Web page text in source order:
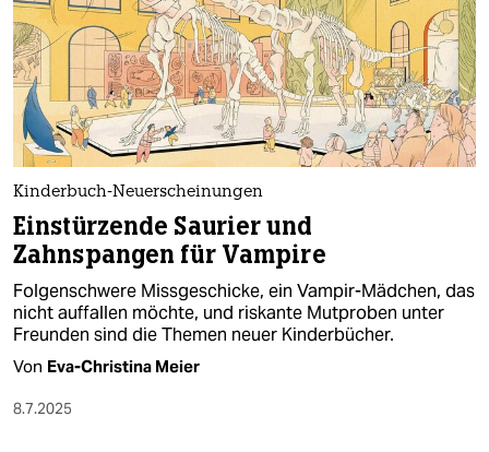
Kinderbuch-Neuerscheinungen
Einstürzende Saurier und
Zahnspangen für Vampire
Folgenschwere Missgeschicke, ein Vampir-Mädchen, das
nicht auffallen möchte, und riskante Mutproben unter
Freunden sind die Themen neuer Kinderbücher.
Von Eva-Christina Meier
8.7.2025